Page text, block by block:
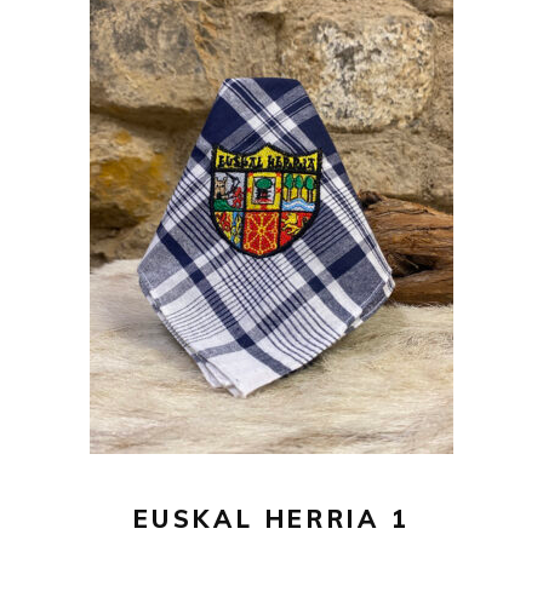
24,00€
AÑADIR AL CARRITO
EUSKAL HERRIA 1